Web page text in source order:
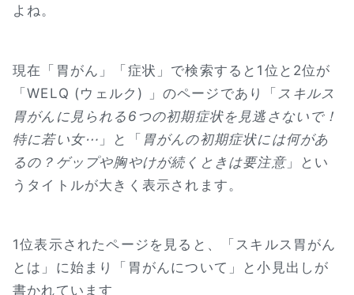
よね。
現在「胃がん」「症状」で検索すると1位と2位が
「WELQ (ウェルク) 」のページであり「 スキルス
胃がんに見られる6つの初期症状を見逃さないで！
特に若い女⋯ 」と「 胃がんの初期症状には何があ
るの？ゲップや胸やけが続くときは要注意」とい
うタイトルが大きく表示されます。
1位表示されたページを見ると、「スキルス胃がん
とは」に始まり「胃がんについて」と小見出しが
書かれています